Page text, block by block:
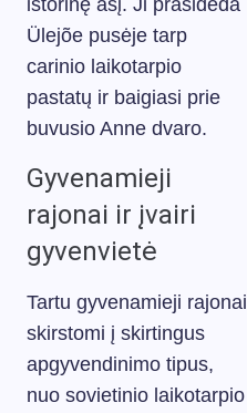
Ülejõe pusėje tarp
carinio laikotarpio
pastatų ir baigiasi prie
buvusio Anne dvaro.
Gyvenamieji
rajonai ir įvairi
gyvenvietė
Tartu gyvenamieji rajonai
skirstomi į skirtingus
apgyvendinimo tipus,
nuo sovietinio laikotarpio